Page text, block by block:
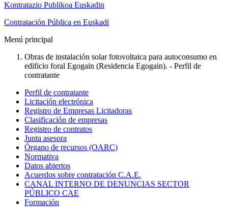
Kontratazio Publikoa Euskadin
Contratación Pública en Euskadi
Menú principal
Obras de instalación solar fotovoltaica para autoconsumo en
edificio foral Egogain (Residencia Egogain). - Perfil de
contratante
Perfil de contratante
Licitación electrónica
Registro de Empresas Licitadoras
Clasificación de empresas
Registro de contratos
Junta asesora
Órgano de recursos (OARC)
Normativa
Datos abiertos
Acuerdos sobre contratación C.A.E.
CANAL INTERNO DE DENUNCIAS SECTOR
PÚBLICO CAE
Formación